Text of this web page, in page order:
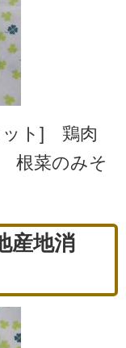
ット] 鶏肉
根菜のみそ
産地消